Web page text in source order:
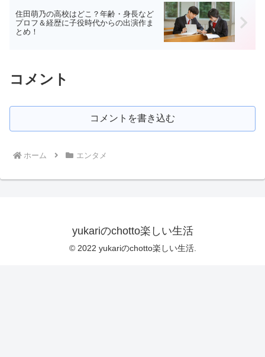
住田萌乃の高校はどこ？年齢・身長など
プロフ＆経歴に子役時代からの出演作ま
とめ！
コメント
コメントを書き込む
ホーム エンタメ
yukariのchotto楽しい生活
© 2022 yukariのchotto楽しい生活.